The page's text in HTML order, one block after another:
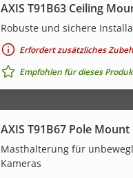
AXIS T91B63 Ceiling
Robuste und sichere
Erfordert zusätzliches
Empfohlen für dieses
AXIS T91B67 Pole Mount
Masthalterung für
Kameras